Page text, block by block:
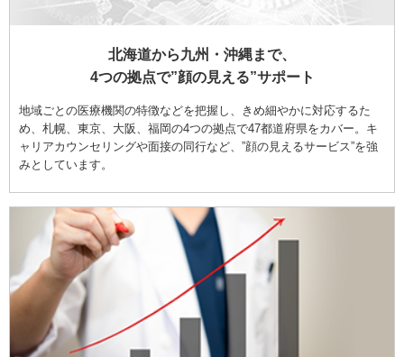
北海道から九州・沖縄まで、
4つの拠点で”顔の見える”サポート
地域ごとの医療機関の特徴などを把握し、きめ細やかに対応するた
め、札幌、東京、大阪、福岡の4つの拠点で47都道府県をカバー。キ
ャリアカウンセリングや面接の同行など、”顔の見えるサービス”を強
みとしています。